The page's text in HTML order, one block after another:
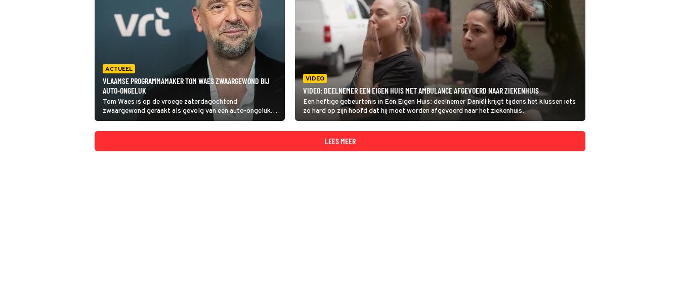
ACTUEEL
VLAAMSE PROGRAMMAMAKER TOM WAES ZWAARGEWOND BIJ
AUTO-ONGELUK
Tom Waes is op de vroege zaterdagochtend
zwaargewond geraakt als gevolg van een auto-ongeluk.
De 56-jarige Vlaming reed bij de Kennedytunnel in
Antwerpen met zijn oldtimer in op een bord dat
VIDEO
VIDEO: DEELNEMER EEN EIGEN HUIS MET AMBULANCE AFGEVOERD NAAR ZIEKENHUIS
Een heftige gebeurtenis in Een Eigen Huis: deelnemer Daniël krijgt tijdens het klussen iets
zo hard op zijn hoofd dat hij moet worden afgevoerd naar het ziekenhuis.
LEES MEER